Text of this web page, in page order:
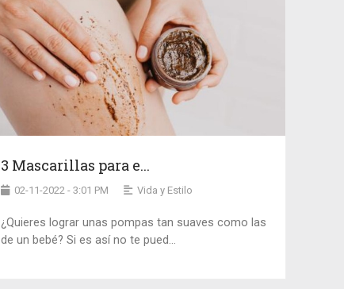
3 Mascarillas para e...
02-11-2022 - 3:01 PM Vida y Estilo
¿Quieres lograr unas pompas tan suaves como las
de un bebé? Si es así no te pued...